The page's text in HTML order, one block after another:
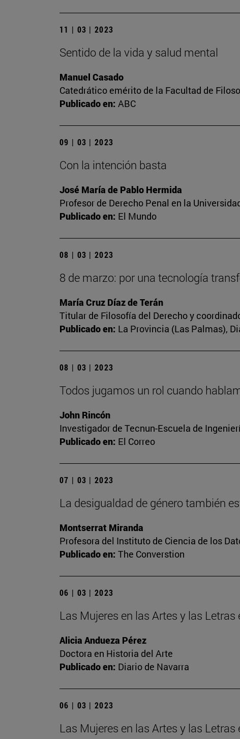
11 | 03 | 2023
Sentido de la vida y salud mental
Manuel Casado
Catedrático emérito de la Facultad de
Publicado en: ABC
09 | 03 | 2023
Con la intención basta
José María de Pablo Hermida
Profesor de Derecho Penal en la
Publicado en: El Mundo
08 | 03 | 2023
8 de marzo: por una tecnología
María Cruz Díaz de Terán
Titular de Filosofía del Derecho y
Publicado en: La Provincia (Las Palmas),
08 | 03 | 2023
Todos jugamos un rol cuando
John Rincón
Investigador de Tecnun-Escuela de
Publicado en: El Correo
07 | 03 | 2023
La desigualdad de género también
Montserrat Miranda
Profesora del Instituto de Ciencia de los
Publicado en: The Converstion
06 | 03 | 2023
Las Mujeres en las Artes y las
Alicia Andueza Pérez
Doctora en Historia del Arte
Publicado en: Diario de Navarra
06 | 03 | 2023
Las Mujeres en las Artes y las